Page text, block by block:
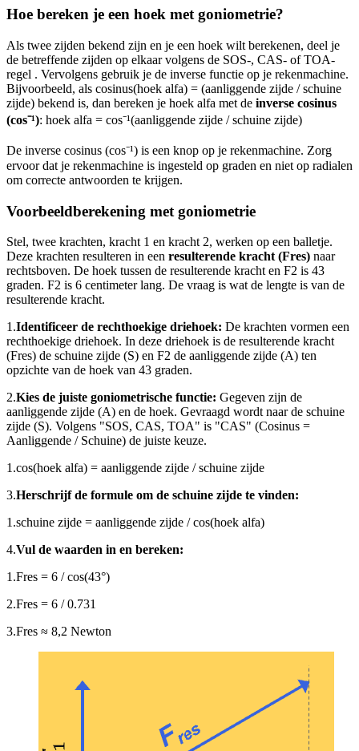
Hoe bereken je een hoek met goniometrie?
Als twee zijden bekend zijn en je een hoek wilt berekenen, deel je
de betreffende zijden op elkaar volgens de SOS-, CAS- of TOA-
regel . Vervolgens gebruik je de inverse functie op je rekenmachine.
Bijvoorbeeld, als cosinus(hoek alfa) = (aanliggende zijde / schuine
zijde) bekend is, dan bereken je hoek alfa met de inverse cosinus
(cos⁻¹): hoek alfa = cos⁻¹(aanliggende zijde / schuine zijde)
De inverse cosinus (cos⁻¹) is een knop op je rekenmachine. Zorg
ervoor dat je rekenmachine is ingesteld op graden en niet op radialen
om correcte antwoorden te krijgen.
Voorbeeldberekening met goniometrie
Stel, twee krachten, kracht 1 en kracht 2, werken op een balletje.
Deze krachten resulteren in een resulterende kracht (Fres) naar
rechtsboven. De hoek tussen de resulterende kracht en F2 is 43
graden. F2 is 6 centimeter lang. De vraag is wat de lengte is van de
resulterende kracht.
1.Identificeer de rechthoekige driehoek: De krachten vormen een
rechthoekige driehoek. In deze driehoek is de resulterende kracht
(Fres) de schuine zijde (S) en F2 de aanliggende zijde (A) ten
opzichte van de hoek van 43 graden.
2.Kies de juiste goniometrische functie: Gegeven zijn de
aanliggende zijde (A) en de hoek. Gevraagd wordt naar de schuine
zijde (S). Volgens "SOS, CAS, TOA" is "CAS" (Cosinus =
Aanliggende / Schuine) de juiste keuze.
1.cos(hoek alfa) = aanliggende zijde / schuine zijde
3.Herschrijf de formule om de schuine zijde te vinden:
1.schuine zijde = aanliggende zijde / cos(hoek alfa)
4.Vul de waarden in en bereken:
1.Fres = 6 / cos(43°)
2.Fres = 6 / 0.731
3.Fres ≈ 8,2 Newton